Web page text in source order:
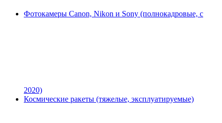
Фотокамеры Canon, Nikon и Sony (полнокадровые, с
2020)
Космические ракеты (тяжелые, эксплуатируемые)